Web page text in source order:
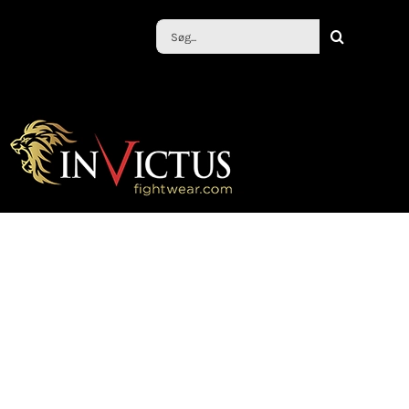
Søg
efter: